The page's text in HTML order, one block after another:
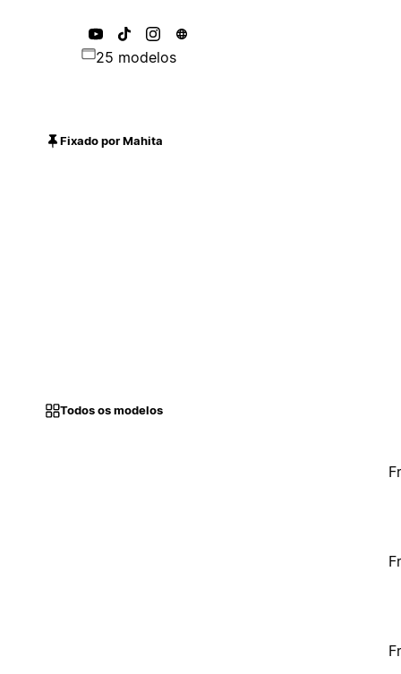
25 modelos
Fixado por Mahita
Todos os modelos